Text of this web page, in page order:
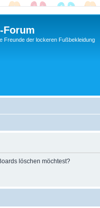
Forum
Freunde der lockeren Fußbekleidung
löschen möchtest?